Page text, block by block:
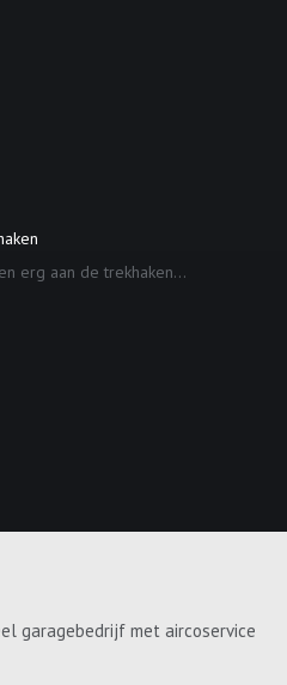
erg aan de trekhaken...
garagebedrijf met aircoservice